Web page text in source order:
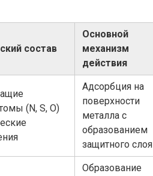
состав
Основной
механизм
действия
(N, S, O)
Адсорбция на
поверхности
металла с
образованием
защитного слоя
Образование